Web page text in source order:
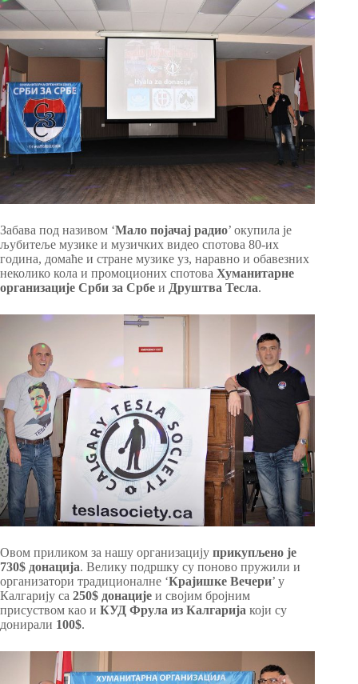
Забава под називом ‘Мало појачај радио’ окупила je
љубитеље музике и музичких видео спотова 80-их
година, домаће и стране музике уз, наравно и обавезних
неколико кола и промоционих спотова Хуманитарне
организације Срби за Србе и Друштва Тесла.
Овом приликом за нашу организацију прикупљено је
730$ донација. Велику подршку су поново пружили и
организатори традиционалне ‘Крајишке Вечери’ у
Калгарију са 250$ донације и својим бројним
присуством као и КУД Фрула из Калгарија који су
донирали 100$.